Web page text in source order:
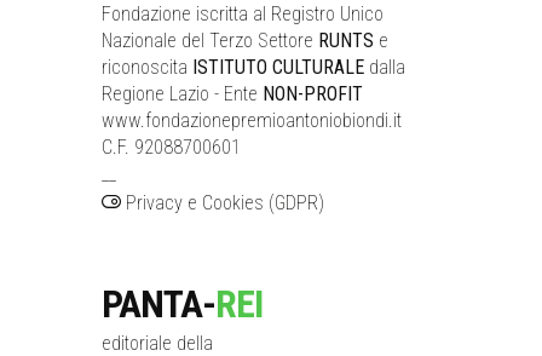
Fondazione iscritta al Registro Unico
Nazionale del Terzo Settore RUNTS e
riconoscita ISTITUTO CULTURALE dalla
Regione Lazio - Ente NON-PROFIT
www.fondazionepremioantoniobiondi.it
C.F. 92088700601
Privacy e Cookies (GDPR)
PANTA-REI
editoriale della